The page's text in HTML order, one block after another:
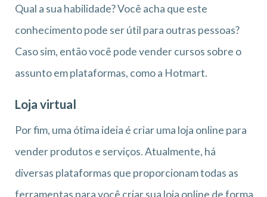
Qual a sua habilidade? Você acha que este
conhecimento pode ser útil para outras pessoas?
Caso sim, então você pode vender cursos sobre o
assunto em plataformas, como a Hotmart.
Loja virtual
Por fim, uma ótima ideia é criar uma loja online para
vender produtos e serviços. Atualmente, há
diversas plataformas que proporcionam todas as
ferramentas para você criar sua loja online de forma